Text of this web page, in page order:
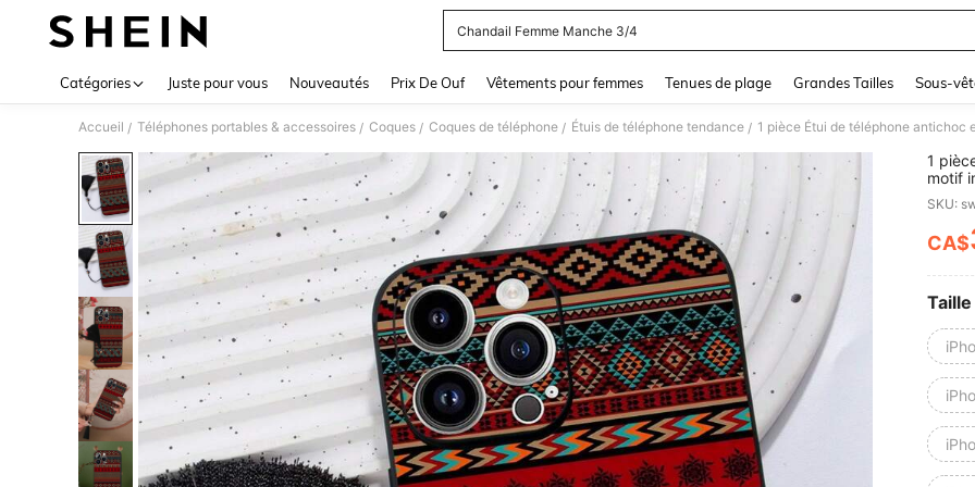
Chandail Femme Manche 3/4
Catégories Juste pour vous Nouveautés Prix De Ouf Vêtements pour femmes Tenues de plage Grandes Tailles Sous-
Accueil / Téléphones portables & accessoires / Coques / Coques de téléphone / Étuis de téléphone tendance /
1
motif
en
SKU:
CA$
Taille